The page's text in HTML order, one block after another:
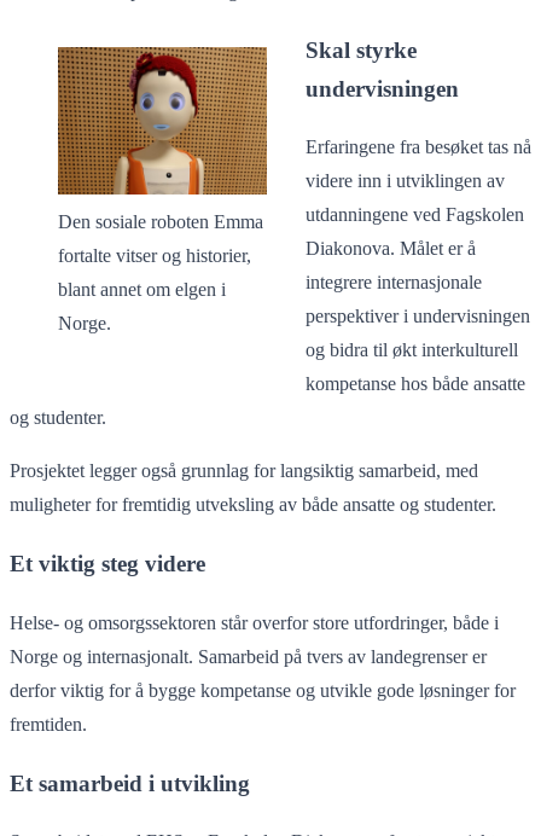
Den sosiale roboten Emma
fortalte vitser og historier,
blant annet om elgen i
Norge.
Skal styrke
undervisningen
Erfaringene fra besøket tas nå
videre inn i utviklingen av
utdanningene ved Fagskolen
Diakonova. Målet er å
integrere internasjonale
perspektiver i undervisningen
og bidra til økt interkulturell
kompetanse hos både ansatte
og studenter.
Prosjektet legger også grunnlag for langsiktig samarbeid, med
muligheter for fremtidig utveksling av både ansatte og studenter.
Et viktig steg videre
Helse- og omsorgssektoren står overfor store utfordringer, både i
Norge og internasjonalt. Samarbeid på tvers av landegrenser er
derfor viktig for å bygge kompetanse og utvikle gode løsninger for
fremtiden.
Et samarbeid i utvikling